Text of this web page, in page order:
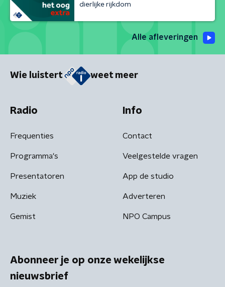
dierlijke rijkdom
Alle afleveringen
Wie luistert weet meer
Radio
Frequenties
Programma's
Presentatoren
Muziek
Gemist
Info
Contact
Veelgestelde vragen
App de studio
Adverteren
NPO Campus
Abonneer je op onze wekelijkse
nieuwsbrief